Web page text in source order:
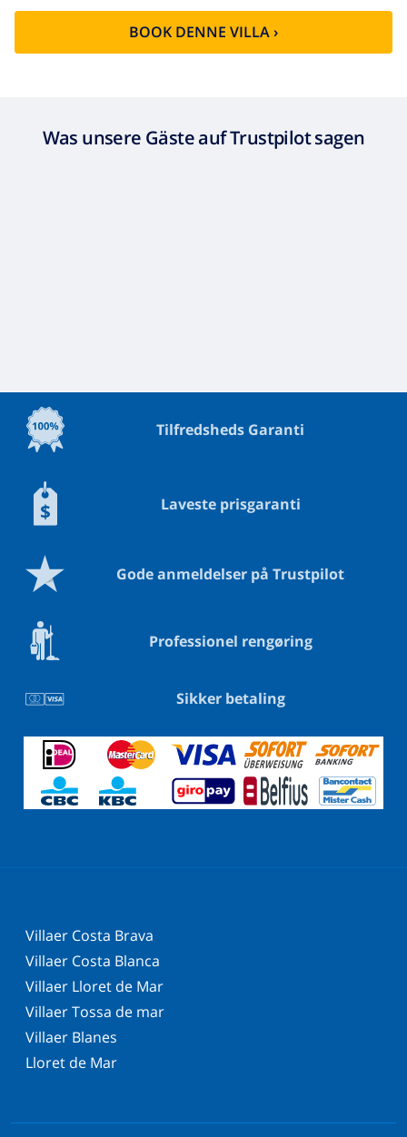
BOOK DENNE VILLA ›
Was unsere Gäste auf Trustpilot sagen
Tilfredsheds Garanti
Laveste prisgaranti
Gode anmeldelser på Trustpilot
Professionel rengøring
Sikker betaling
Villaer Costa Brava
Villaer Costa Blanca
Villaer Lloret de Mar
Villaer Tossa de mar
Villaer Blanes
Lloret de Mar